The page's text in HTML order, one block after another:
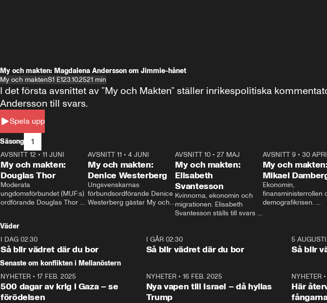
My och makten: Magdalena Andersson om Jimmie-hånet
My och maktenS1 E123.10.2521 min
Spela upp
I det första avsnittet av ”My och Makten” ställer inrikespolitiska
Andersson till svars.
Säsong 1
26:27
AVSNITT 12 • 11 JUNI
My och makten:
Douglas Thor
Moderata
ungdomsförbundet (MUF:s)
ordförande Douglas Thor
tonårsutvisningarna och hur
Moderaterna ska locka
väljare till valet i höst.
23:40
AVSNITT 11 •4 JUNI
My och makten:
Denice Westerberg
Ungsvenskarnas
förbundsordförande Denice
Westerberg gästar My och
AVSNITT 10 •27 MAJ
My och makten:
Elisabeth
Svantesson
Kvinnorna, ekonomin och
migrationen. Elisabeth
Svantesson ställs till svars
AVSNITT 9• 30
My och makten:
Mikael
Ekonomin,
finansministerrollen
demografikrisen.
och Makten.
Väder
I DAG 02:30
Så blir vädret där du bor
1:06
I GÅR 02:30
Så blir vädret där du bor
5 AUGUSTI
Så blir
Senaste om konflikten i Mellanöstern
NYHETER • 17 FEB. 2025
500 dagar av krig i Gaza – se
förödelsen
NYHETER• 16 FEB. 2025
Nya vapen till Israel – då hyllas
Trump
NYHETER
Här